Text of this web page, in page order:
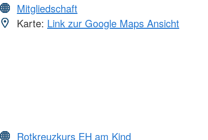
Mitgliedschaft
Karte: Link zur Google Maps Ansicht
Rotkreuzkurs EH am Kind